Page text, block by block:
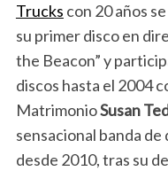
Trucks con 20 años
su primer disco en
the Beacon” y
discos hasta el 2004
MatrimonioSusan
sensacional banda
desde 2010, tras su